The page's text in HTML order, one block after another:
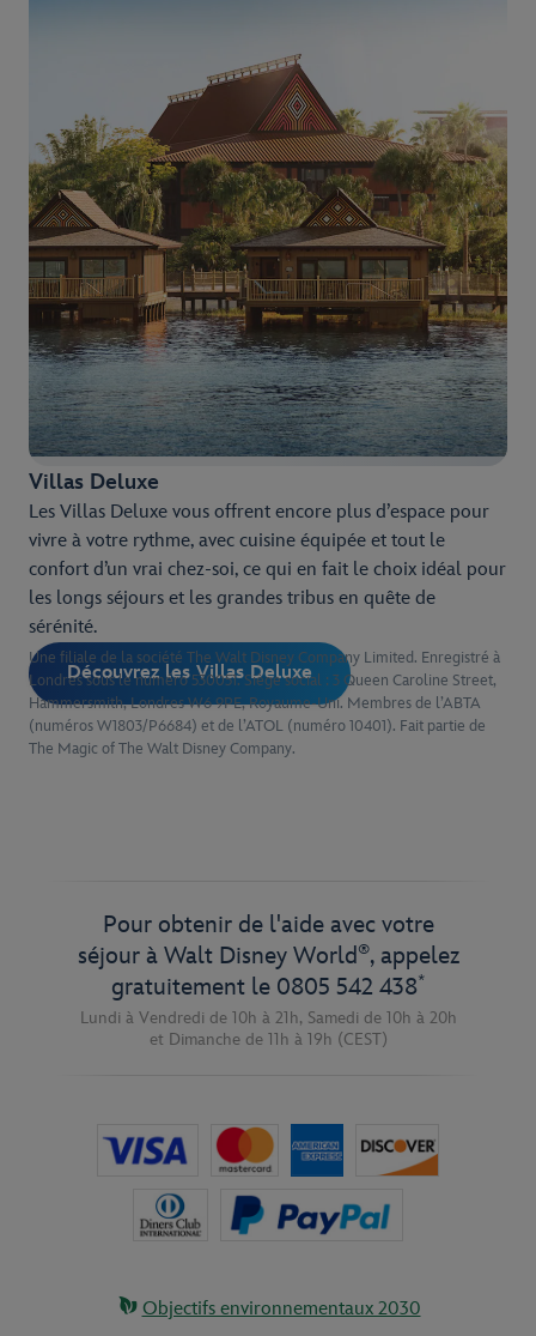
Villas Deluxe
Les Villas Deluxe vous offrent encore plus d’espace pour
vivre à votre rythme, avec cuisine équipée et tout le
confort d’un vrai chez-soi, ce qui en fait le choix idéal pour
les longs séjours et les grandes tribus en quête de
sérénité.
Découvrez les Villas Deluxe
Une filiale de la société The Walt Disney Company Limited. Enregistré à
Londres sous le numéro 530051. Siège social : 3 Queen Caroline Street,
Hammersmith, Londres W6 9PE, Royaume-Uni. Membres de l’ABTA
(numéros W1803/P6684) et de l’ATOL (numéro 10401). Fait partie de
The Magic of The Walt Disney Company.
Pour obtenir de l'aide avec votre
séjour à Walt Disney World ®, appelez
gratuitement le 0805 542 438*
Lundi à Vendredi de 10h à 21h, Samedi de 10h à 20h
et Dimanche de 11h à 19h (CEST)
Objectifs environnementaux 2030